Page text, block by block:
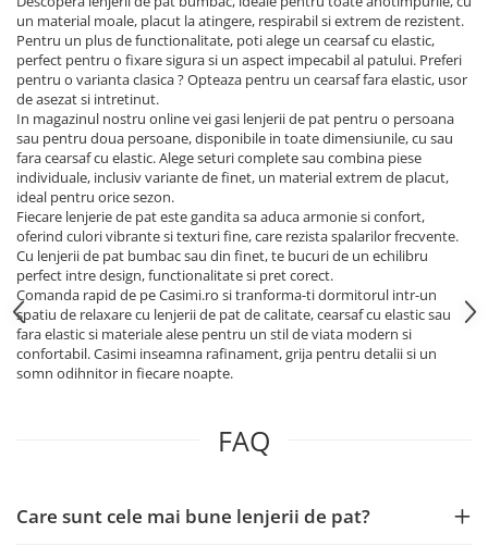
un material moale, placut la atingere, respirabil si extrem de rezistent.
Pentru un plus de functionalitate, poti alege un cearsaf cu elastic,
perfect pentru o fixare sigura si un aspect impecabil al patului. Preferi
pentru o varianta clasica ? Opteaza pentru un cearsaf fara elastic, usor
de asezat si intretinut.
In magazinul nostru online vei gasi lenjerii de pat pentru o persoana
sau pentru doua persoane, disponibile in toate dimensiunile, cu sau
fara cearsaf cu elastic. Alege seturi complete sau combina piese
individuale, inclusiv variante de finet, un material extrem de placut,
ideal pentru orice sezon.
Fiecare lenjerie de pat este gandita sa aduca armonie si confort,
oferind culori vibrante si texturi fine, care rezista spalarilor frecvente.
Cu lenjerii de pat bumbac sau din finet, te bucuri de un echilibru
perfect intre design, functionalitate si pret corect.
Comanda rapid de pe Casimi.ro si tranforma-ti dormitorul intr-un
spatiu de relaxare cu lenjerii de pat de calitate, cearsaf cu elastic sau
fara elastic si materiale alese pentru un stil de viata modern si
confortabil. Casimi inseamna rafinament, grija pentru detalii si un
somn odihnitor in fiecare noapte.
FAQ
Care sunt cele mai bune lenjerii de pat?